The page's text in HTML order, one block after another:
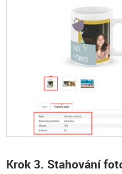
Krok 3. Stahování